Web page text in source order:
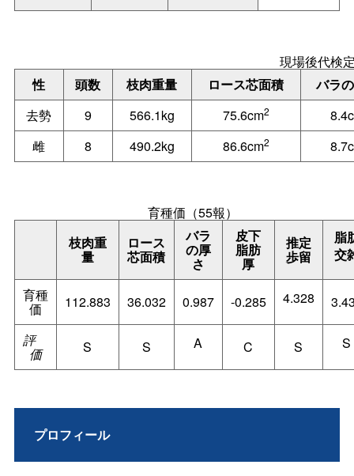
現場後代検
性
頭数 枝肉重量 ロース芯面積
バラ
去勢
9 566.1kg 75.6cm2
雌
8 490.2kg 86.6cm2
育種価（55報）
枝肉重
量
ロース
芯面積
バラ
の厚
さ
皮下
脂肪
厚
推定
歩留
脂
交
育種
価 112.883 36.032 0.987 -0.285 4.328
評
価 S S A C S S
プロフィール